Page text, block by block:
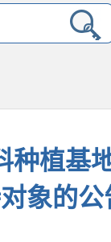
种植基
象的公